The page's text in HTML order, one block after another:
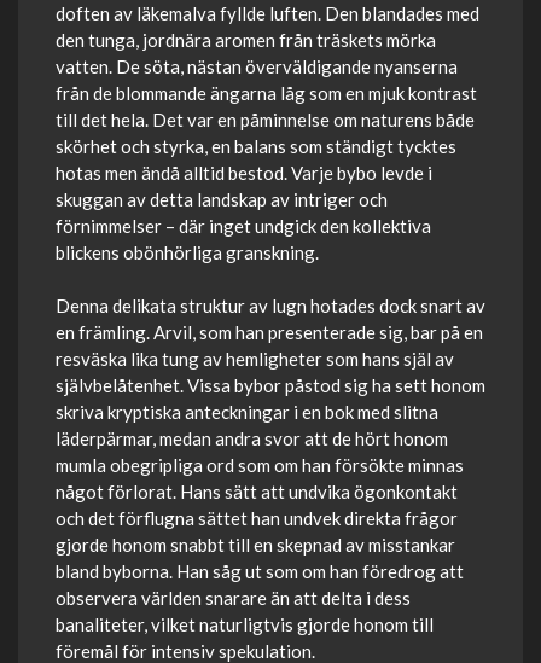
doften av läkemalva fyllde luften. Den blandades med
den tunga, jordnära aromen från träskets mörka
vatten. De söta, nästan överväldigande nyanserna
från de blommande ängarna låg som en mjuk kontrast
till det hela. Det var en påminnelse om naturens både
skörhet och styrka, en balans som ständigt tycktes
hotas men ändå alltid bestod. Varje bybo levde i
skuggan av detta landskap av intriger och
förnimmelser – där inget undgick den kollektiva
blickens obönhörliga granskning.
Denna delikata struktur av lugn hotades dock snart av
en främling. Arvil, som han presenterade sig, bar på en
resväska lika tung av hemligheter som hans själ av
självbelåtenhet. Vissa bybor påstod sig ha sett honom
skriva kryptiska anteckningar i en bok med slitna
läderpärmar, medan andra svor att de hört honom
mumla obegripliga ord som om han försökte minnas
något förlorat. Hans sätt att undvika ögonkontakt
och det förflugna sättet han undvek direkta frågor
gjorde honom snabbt till en skepnad av misstankar
bland byborna. Han såg ut som om han föredrog att
observera världen snarare än att delta i dess
banaliteter, vilket naturligtvis gjorde honom till
föremål för intensiv spekulation.